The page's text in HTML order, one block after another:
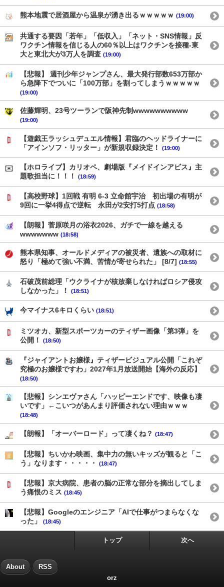
熊本地震で居酒屋から温泉が湧き出るｗｗｗｗｗ (19:00)
共通する要因「若年」「低収入」「ネット・SNS情報」反
ワクチン情報を信じる人の60％以上はワクチンを接種-東
大と東北大が3万人を調査 (19:00)
【悲報】 週刊少年ジャンプさん、最大発行部数653万部か
ら急降下でついに「100万部」を割ってしまうｗｗｗｗｗ
(19:00)
佐藤輝明、23号ツーランで阪神先制wwwwwwwwww
(19:00)
【遊戯王ラッシュデュエル情報】君臨のヘッドライナーに
「アインソフ・リッター」が新規収録決定！
(19:00)
【ホロライブ】カリオペ、劇場版『メイドインアビス』主
題歌担当に！！！
(18:59)
【高校野球】1回戦 有明 6-3 立命館宇治 初出場の有明が
9回に一挙4得点で逆転 永田が2安打5打点 (18:58)
【朗報】菅原咲月の浴衣2026、ガチで一線を越える
wwwwwww (18:58)
熊本県知事、オールドメディアの被災者、遺族への取材に
怒り「極めて強い不満、苦情が寄せられた」 [8/7] (18:55)
石破茂前総理「ウクライナが核放棄しなければロシア侵攻
しなかった」！
(18:51)
今マイナス6キロくらい (18:51)
ミツオカ、新型スポーツカーのティザー画像「第3弾」を
公開！
(18:50)
『ジャイアントお嬢様』ティザービジュアル公開「これぞ
究極のお嬢様ですわ」2027年1月放送開始【海外の反応】
(18:50)
【悲報】シンエヴァさん「ハッピーエンドです、映像も凄
いです」←こいつがあんまり評価されない理由ｗｗｗ
(18:48)
【朗報】「オーバーロード」って凄くね？ (18:47)
【悲報】ちいかわ映画、集中力の無いキッズが観ると「こ
う」なります・・・・・
(18:47)
【悲報】京大病院、患者の脳の正常な部分を摘出してしま
う痛恨のミス (18:45)
【悲報】Googleのエンジニア「AIで仕事がつまらなくな
った」
(18:45)
トップ 次へ
About RSS
orz